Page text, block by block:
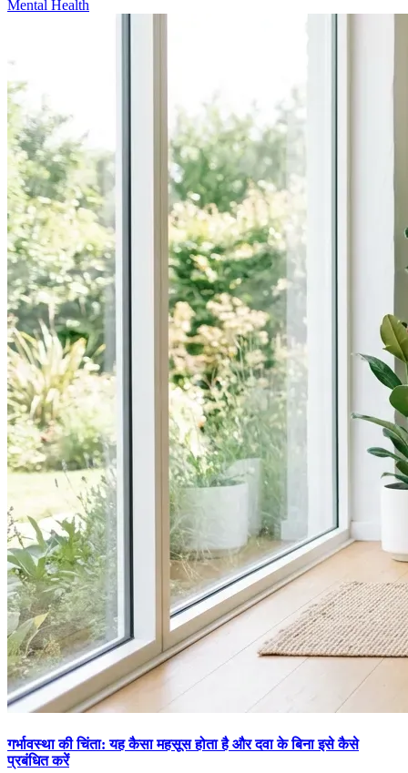
Mental Health
गर्भावस्था की चिंता: यह कैसा महसूस होता है और दवा के बिना इसे कैसे
प्रबंधित करें